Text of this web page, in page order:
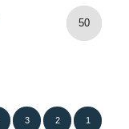
50
1
2
3